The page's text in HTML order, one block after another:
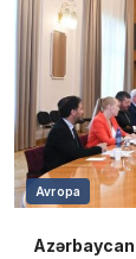
Avropa
Azərbaycan